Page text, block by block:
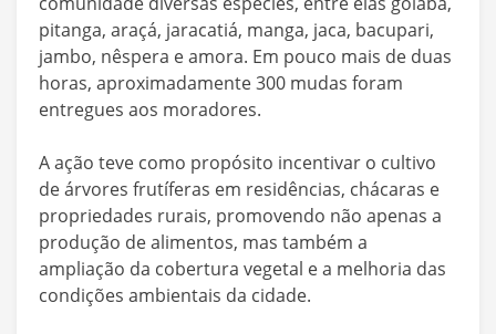
pitanga, araçá, jaracatiá, manga, jaca, bacupari,
jambo, nêspera e amora. Em pouco mais de duas
horas, aproximadamente 300 mudas foram
entregues aos moradores.
A ação teve como propósito incentivar o cultivo
de árvores frutíferas em residências, chácaras e
propriedades rurais, promovendo não apenas a
produção de alimentos, mas também a
ampliação da cobertura vegetal e a melhoria das
condições ambientais da cidade.